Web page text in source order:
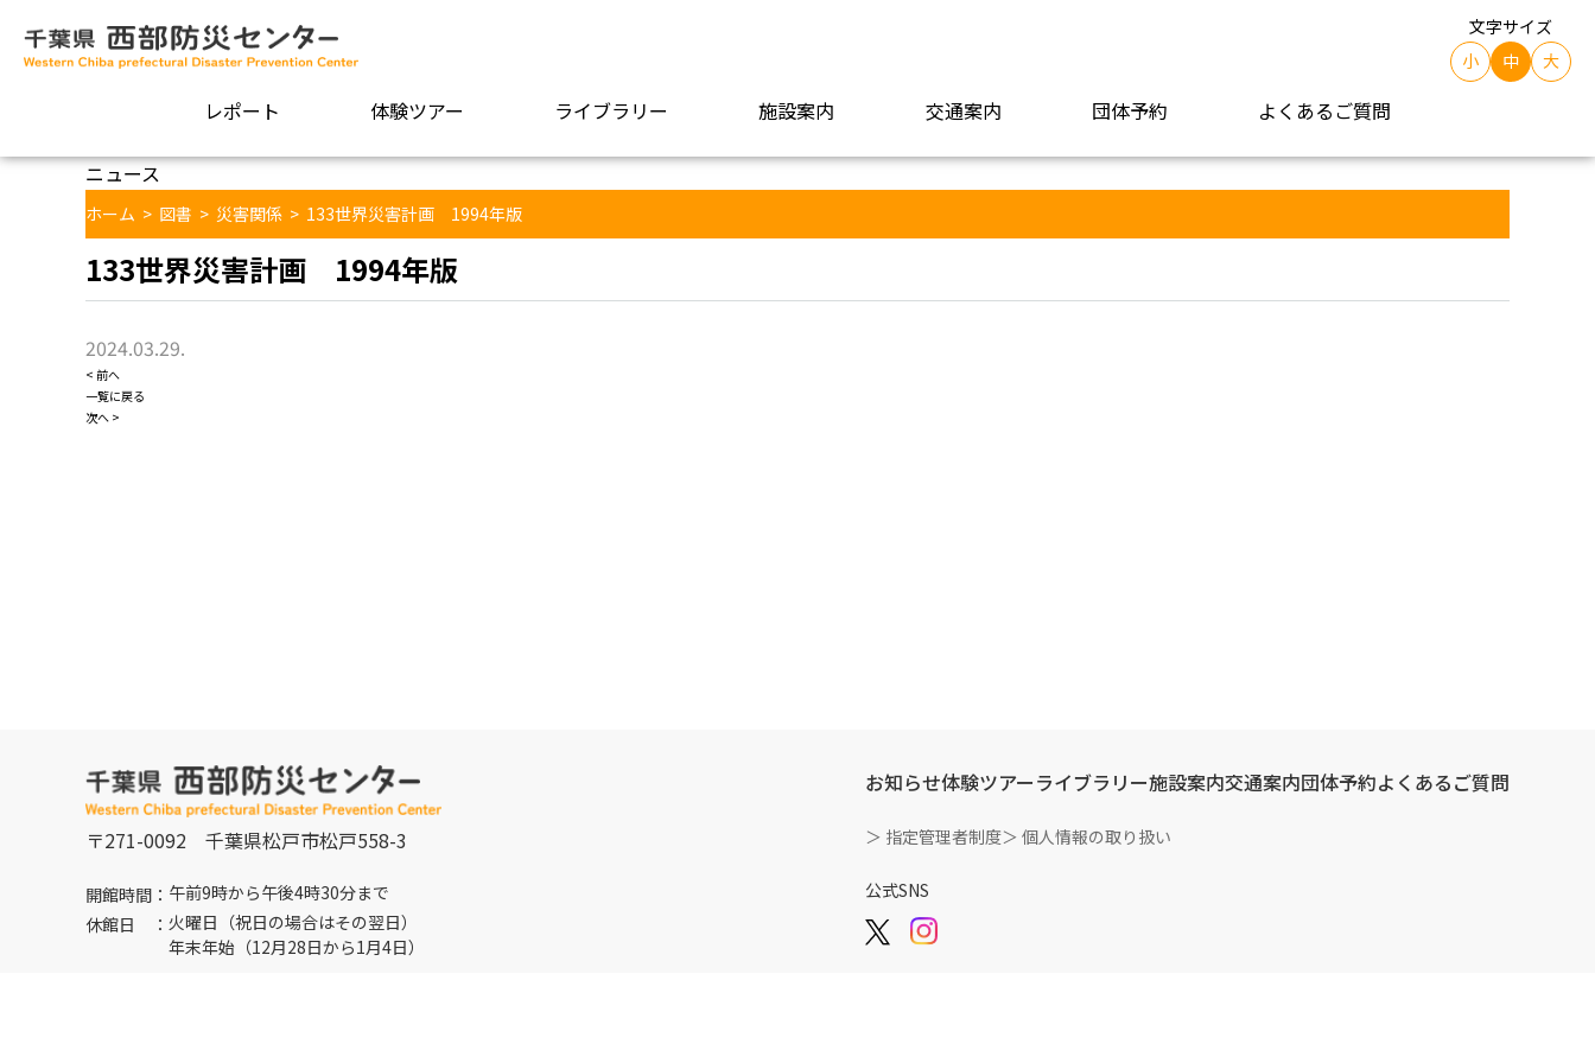
文字サイズ
小
中 大
レポート 体験ツアー ライブラリー 施設案内 交通案内 団体予約 よくあるご質問
ニュース
ホーム > 図書 > 災害関係 > 133世界災害計画 1994年版
133世界災害計画 1994年版
2024.03.29.
< 前へ
一覧に戻る
次へ >
〒271-0092 千葉県松戸市松戸558-3
開館時間： 午前9時から午後4時30分まで
休館日 ： 火曜日（祝日の場合はその翌日）
年末年始（12月28日から1月4日）
お知らせ体験ツアーライブラリー施設案内交通案内団体予約よくあるご質問
＞ 指定管理者制度＞ 個人情報の取り扱い
公式SNS